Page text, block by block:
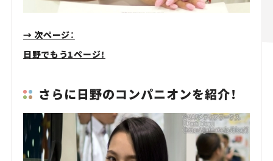
→ 次ページ：
日野でもう1ページ！
さらに日野のコンパニオンを紹介！